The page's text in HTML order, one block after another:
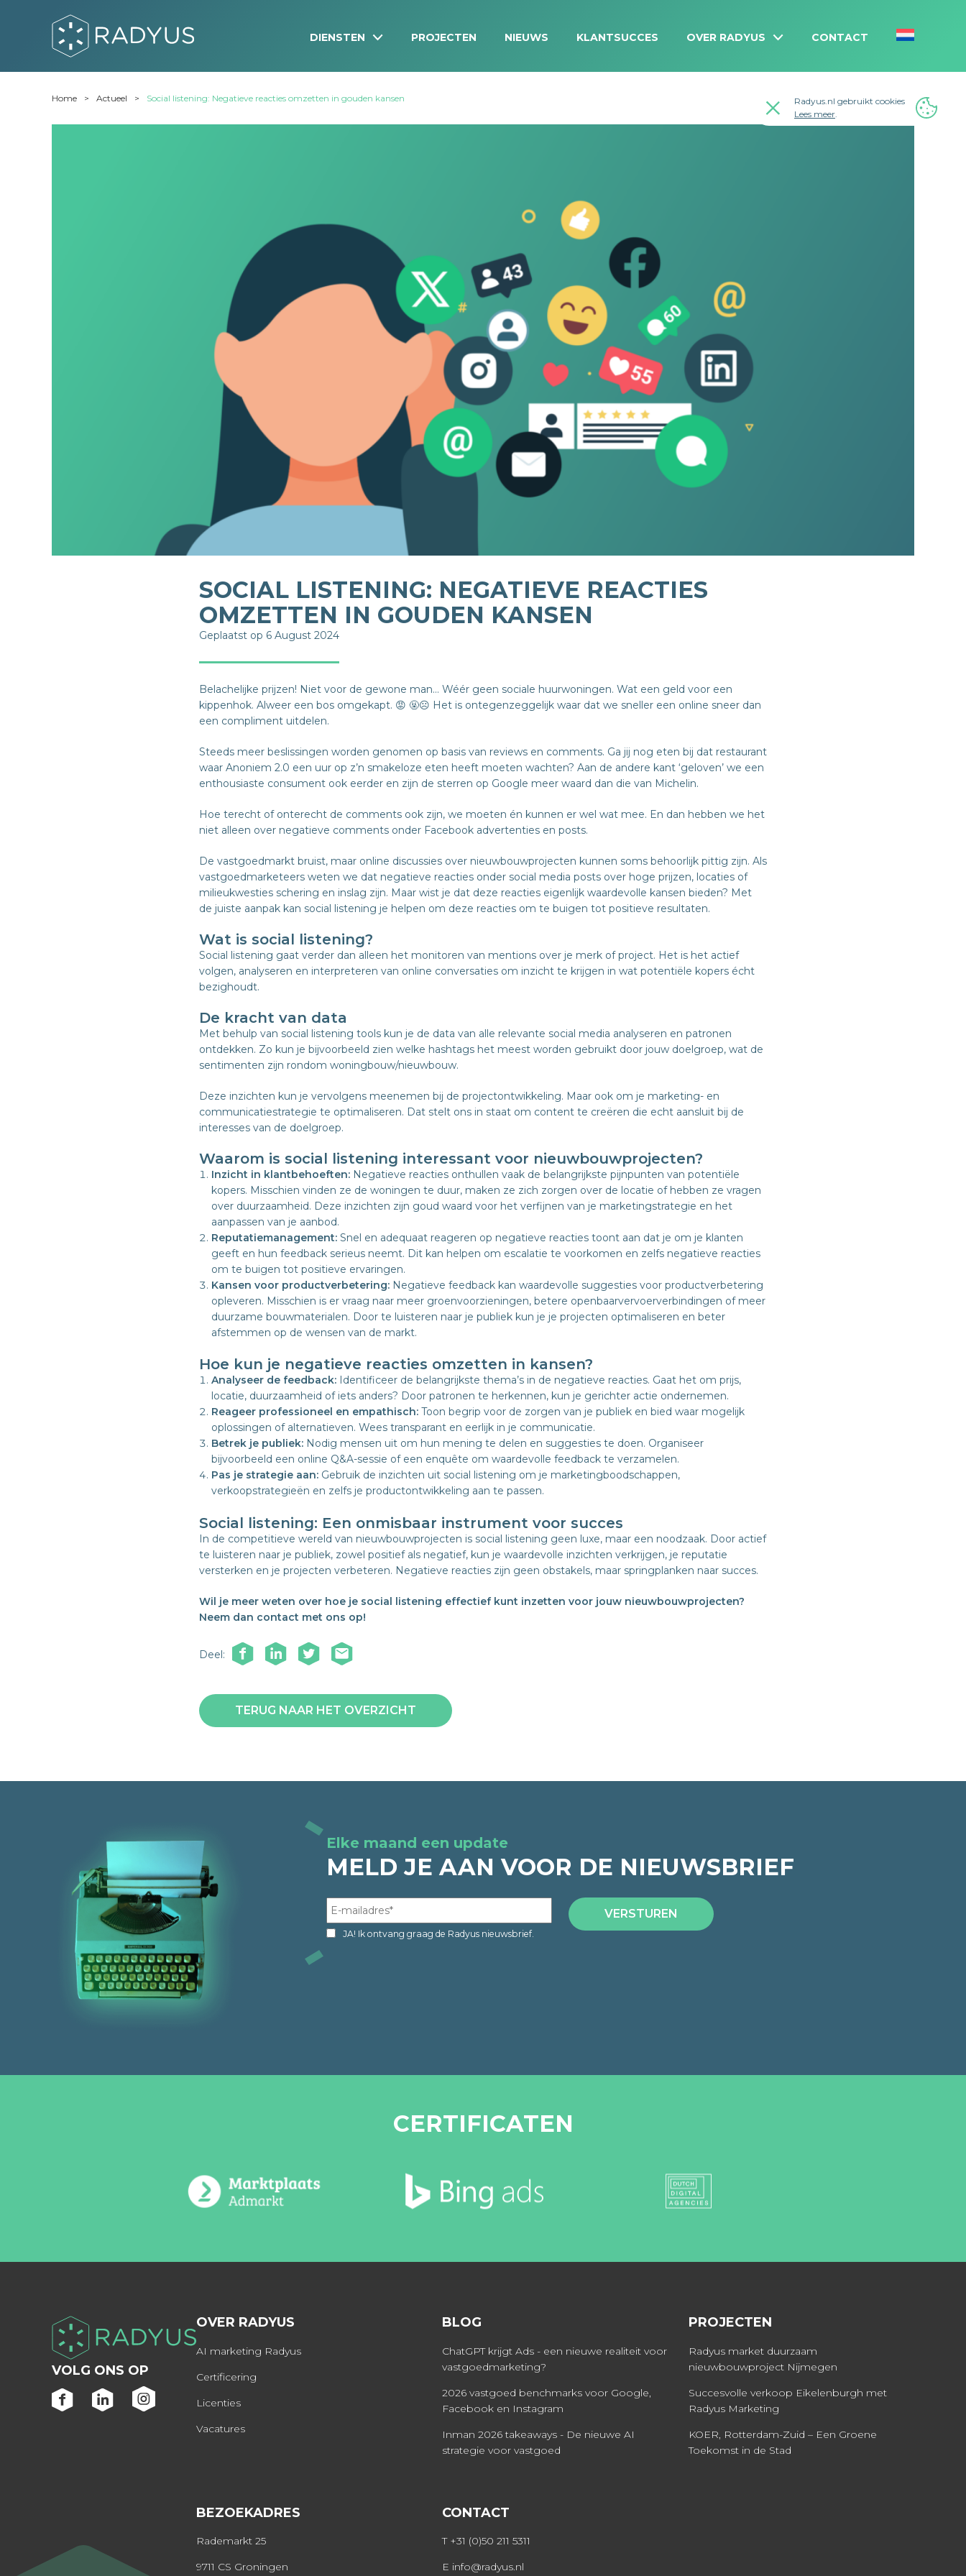
DIENSTEN PROJECTEN NIEUWS KLANTSUCCES OVER RADYUS CONTACT
Home Actueel Social listening: Negatieve reacties omzetten in gouden kansen
SOCIAL LISTENING: NEGATIEVE REACTIES
OMZETTEN IN GOUDEN KANSEN
Geplaatst op 6 August 2024
Belachelijke prijzen! Niet voor de gewone man… Wéér geen sociale huurwoningen. Wat een geld voor een
kippenhok. Alweer een bos omgekapt. 😡 🤬☹️ Het is ontegenzeggelijk waar dat we sneller een online sneer dan
een compliment uitdelen.
Steeds meer beslissingen worden genomen op basis van reviews en comments. Ga jij nog eten bij dat restaurant
waar Anoniem 2.0 een uur op z’n smakeloze eten heeft moeten wachten? Aan de andere kant ‘geloven’ we een
enthousiaste consument ook eerder en zijn de sterren op Google meer waard dan die van Michelin.
Hoe terecht of onterecht de comments ook zijn, we moeten én kunnen er wel wat mee. En dan hebben we het
niet alleen over negatieve comments onder Facebook advertenties en posts.
De vastgoedmarkt bruist, maar online discussies over nieuwbouwprojecten kunnen soms behoorlijk pittig zijn. Als
vastgoedmarketeers weten we dat negatieve reacties onder social media posts over hoge prijzen, locaties of
milieukwesties schering en inslag zijn. Maar wist je dat deze reacties eigenlijk waardevolle kansen bieden? Met
de juiste aanpak kan social listening je helpen om deze reacties om te buigen tot positieve resultaten.
Wat is social listening?
Social listening gaat verder dan alleen het monitoren van mentions over je merk of project. Het is het actief
volgen, analyseren en interpreteren van online conversaties om inzicht te krijgen in wat potentiële kopers écht
bezighoudt.
De kracht van data
Met behulp van social listening tools kun je de data van alle relevante social media analyseren en patronen
ontdekken. Zo kun je bijvoorbeeld zien welke hashtags het meest worden gebruikt door jouw doelgroep, wat de
sentimenten zijn rondom woningbouw/nieuwbouw.
Deze inzichten kun je vervolgens meenemen bij de projectontwikkeling. Maar ook om je marketing- en
communicatiestrategie te optimaliseren. Dat stelt ons in staat om content te creëren die echt aansluit bij de
interesses van de doelgroep.
Waarom is social listening interessant voor nieuwbouwprojecten?
Inzicht in klantbehoeften:Negatieve reacties onthullen vaak de belangrijkste pijnpunten van potentiële
kopers. Misschien vinden ze de woningen te duur, maken ze zich zorgen over de locatie of hebben ze vragen
over duurzaamheid. Deze inzichten zijn goud waard voor het verfijnen van je marketingstrategie en het
aanpassen van je aanbod.
Reputatiemanagement:Snel en adequaat reageren op negatieve reacties toont aan dat je om je klanten
geeft en hun feedback serieus neemt. Dit kan helpen om escalatie te voorkomen en zelfs negatieve reacties
om te buigen tot positieve ervaringen.
Kansen voor productverbetering:Negatieve feedback kan waardevolle suggesties voor productverbetering
opleveren. Misschien is er vraag naar meer groenvoorzieningen, betere openbaarvervoerverbindingen of meer
duurzame bouwmaterialen. Door te luisteren naar je publiek kun je je projecten optimaliseren en beter
afstemmen op de wensen van de markt.
Hoe kun je negatieve reacties omzetten in kansen?
Analyseer de feedback:Identificeer de belangrijkste thema’s in de negatieve reacties. Gaat het om prijs,
locatie, duurzaamheid of iets anders? Door patronen te herkennen, kun je gerichter actie ondernemen.
Reageer professioneel en empathisch:Toon begrip voor de zorgen van je publiek en bied waar mogelijk
oplossingen of alternatieven. Wees transparant en eerlijk in je communicatie.
Betrek je publiek:Nodig mensen uit om hun mening te delen en suggesties te doen. Organiseer
bijvoorbeeld een online Q&A-sessie of een enquête om waardevolle feedback te verzamelen.
Pas je strategie aan:Gebruik de inzichten uit social listening om je marketingboodschappen,
verkoopstrategieën en zelfs je productontwikkeling aan te passen.
Social listening: Een onmisbaar instrument voor succes
In de competitieve wereld van nieuwbouwprojecten is social listening geen luxe, maar een noodzaak. Door actief
te luisteren naar je publiek, zowel positief als negatief, kun je waardevolle inzichten verkrijgen, je reputatie
versterken en je projecten verbeteren. Negatieve reacties zijn geen obstakels, maar springplanken naar succes.
Wil je meer weten over hoe je social listening effectief kunt inzetten voor jouw nieuwbouwprojecten?
Neem dan contact met ons op!
Deel:
TERUG NAAR HET OVERZICHT
Elke maand een update
MELD JE AAN VOOR DE NIEUWSBRIEF
JA! Ik ontvang graag de Radyus nieuwsbrief.
CERTIFICATEN
VOLG ONS OP
OVER RADYUS
AI marketing Radyus
Certificering
Licenties
Vacatures
BLOG
ChatGPT krijgt Ads - een nieuwe realiteit voor
vastgoedmarketing?
2026 vastgoed benchmarks voor Google,
Facebook en Instagram
Inman 2026 takeaways - De nieuwe AI
strategie voor vastgoed
PROJECTEN
Radyus market duurzaam
nieuwbouwproject Nijmegen
Succesvolle verkoop Eikelenburgh met
Radyus Marketing
KOER, Rotterdam-Zuid – Een Groene
Toekomst in de Stad
BEZOEKADRES
Rademarkt 25
9711 CS Groningen
CONTACT
T +31 (0)50 211 5311
E info@radyus.nl
Radyus.nl gebruikt cookies
Lees meer.